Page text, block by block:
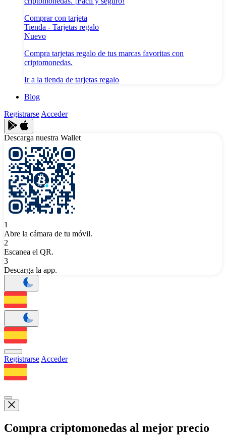
Comprar con tarjeta
Tienda - Tarjetas regalo
Nuevo
Compra tarjetas regalo de tus marcas favoritas con
criptomonedas.
Ir a la tienda de tarjetas regalo
Blog
Registrarse Acceder
Descarga nuestra Wallet
1
Abre la cámara de tu móvil.
2
Escanea el QR.
3
Descarga la app.
Registrarse Acceder
Compra criptomonedas al mejor precio